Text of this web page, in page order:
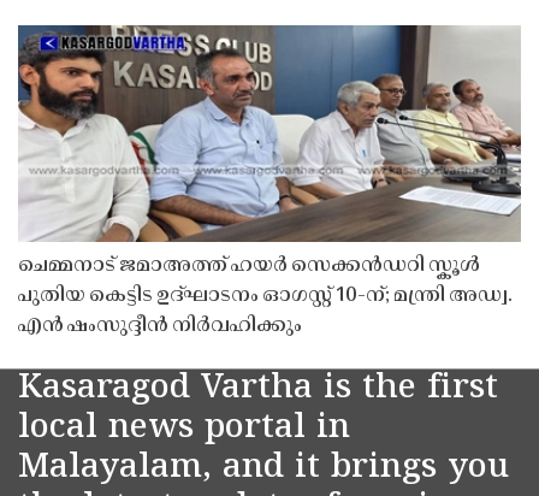
ചെമ്മനാട് ജമാഅത്ത് ഹയർ സെക്കൻഡറി സ്കൂൾ
പുതിയ കെട്ടിട ഉദ്ഘാടനം ഓഗസ്റ്റ് 10-ന്; മന്ത്രി അഡ്വ.
എൻ ഷംസുദ്ദീൻ നിർവഹിക്കും
Kasaragod Vartha is the first
local news portal in
Malayalam, and it brings you